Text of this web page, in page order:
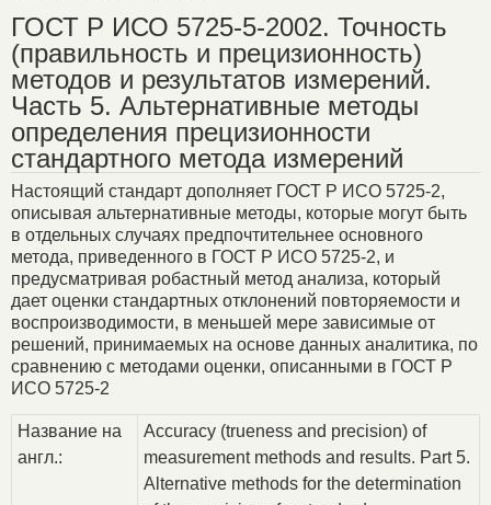
ГОСТ Р ИСО 5725-5-2002. Точность
(правильность и прецизионность)
методов и результатов измерений.
Часть 5. Альтернативные методы
определения прецизионности
стандартного метода измерений
Настоящий стандарт дополняет ГОСТ Р ИСО 5725-2,
описывая альтернативные методы, которые могут быть
в отдельных случаях предпочтительнее основного
метода, приведенного в ГОСТ Р ИСО 5725-2, и
предусматривая робастный метод анализа, который
дает оценки стандартных отклонений повторяемости и
воспроизводимости, в меньшей мере зависимые от
решений, принимаемых на основе данных аналитика, по
сравнению с методами оценки, описанными в ГОСТ Р
ИСО 5725-2
Название на
англ.:
Accuracy (trueness and precision) of
measurement methods and results. Part 5.
Alternative methods for the determination